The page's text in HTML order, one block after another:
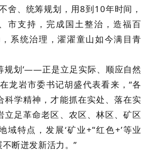
舍、统筹规划，用8到10年时间，
市支持，完成国土整治，造福百
系统治理，濯濯童山如今满目青
筹规划’——正是立足实际、顺应自然
龙岩市委书记胡盛代表看来，“各
科学精神，才能抓在实处、落在实
立足革命老区、农区、林区、矿区
域特点，发展‘矿业+’‘红色+’等业
断迸发新活力。”